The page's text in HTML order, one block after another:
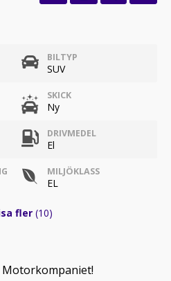
BILTYP
SUV
SKICK
Ny
DRIVMEDEL
El
MILJÖKLASS
EL
fler (10)